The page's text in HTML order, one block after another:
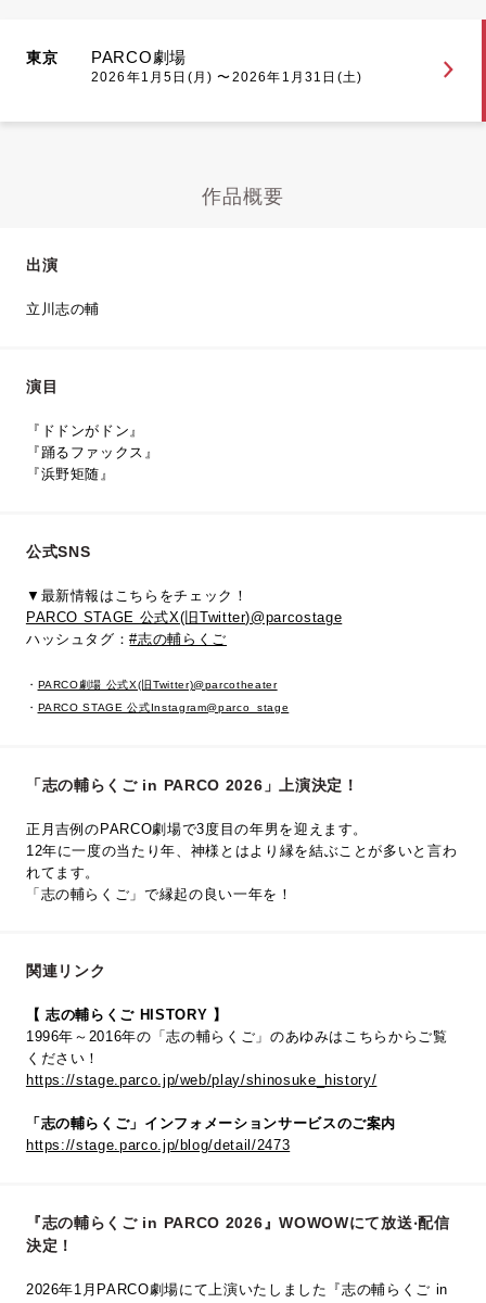
東京 PARCO劇場
2026年1月5日(月) 〜2026年1月31日(土)
作品概要
出演
立川志の輔
演目
『ドドンがドン』
『踊るファックス』
『浜野矩随』
公式SNS
▼最新情報はこちらをチェック！
PARCO STAGE 公式X(旧Twitter)@parcostage
ハッシュタグ：#志の輔らくご
・ PARCO劇場 公式X(旧Twitter)@parcotheater
・ PARCO STAGE 公式Instagram@parco_stage
「志の輔らくご in PARCO 2026」上演決定！
正月吉例のPARCO劇場で3度目の年男を迎えます。
12年に一度の当たり年、神様とはより縁を結ぶことが多いと言わ
れてます。
「志の輔らくご」で縁起の良い一年を！
関連リンク
【 志の輔らくご HISTORY 】
1996年～2016年の「志の輔らくご」のあゆみはこちらからご覧
ください！
https://stage.parco.jp/web/play/shinosuke_history/
「志の輔らくご」インフォメーションサービスのご案内
https://stage.parco.jp/blog/detail/2473
『志の輔らくご in PARCO 2026』WOWOWにて放送‧配信
決定！
2026年1月PARCO劇場にて上演いたしました『志の輔らくご in